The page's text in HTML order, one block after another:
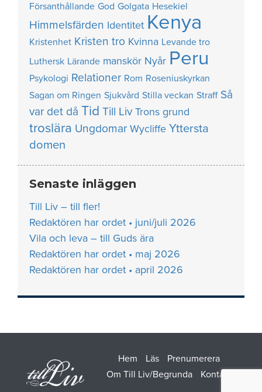
Försanthållande God Golgata Hesekiel
Himmelsfärden Identitet Kenya
Kristenhet Kristen tro Kvinna Levande tro
Luthersk Lärande manskör Nyår Peru
Psykologi Relationer Rom Roseniuskyrkan
Sagan om Ringen Sjukvård Stilla veckan Straff Så
var det då Tid Till Liv Trons grund
troslära Ungdomar Wycliffe Yttersta
domen
Senaste inläggen
Till Liv – till fler!
Redaktören har ordet • juni/juli 2026
Vila och leva – till Guds ära
Redaktören har ordet • maj 2026
Redaktören har ordet • april 2026
Hem Läs
Prenumerera
Om Till Liv/Begrunda
Kontakt